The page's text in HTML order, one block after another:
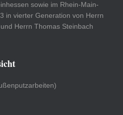
sowie im Rhein-Main-
in vierter Generation von Herrn
Herrn Thomas Steinbach